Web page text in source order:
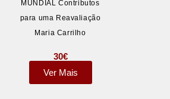
MUNDIAL Contributos
para uma Reavaliação
Maria Carrilho
30€
Ver Mais